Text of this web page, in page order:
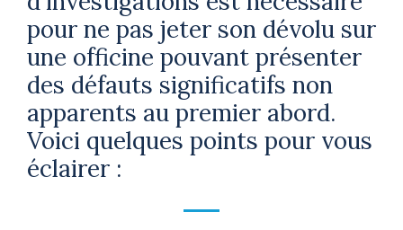
pour ne pas jeter son dévolu sur
une officine pouvant présenter
des défauts significatifs non
apparents au premier abord.
Voici quelques points pour vous
éclairer :